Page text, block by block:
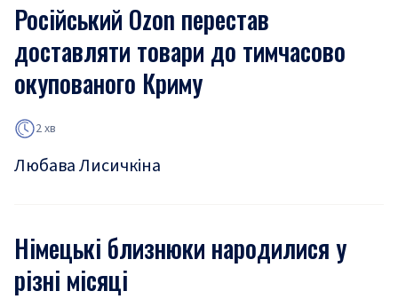
Російський Ozon перестав
доставляти товари до тимчасово
окупованого Криму
2 хв
Любава Лисичкіна
Німецькі близнюки народилися у
різні місяці